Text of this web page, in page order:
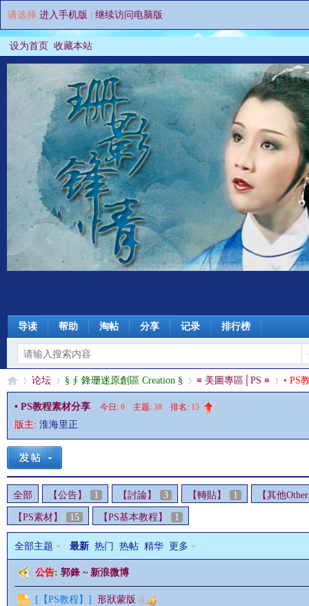
请选择 进入手机版 继续访问电脑版
设为首页 收藏本站
导读 帮助 淘帖 分享 记录 排行榜
§ »
论坛
›
§ ∮ 鋒珊迷原創區 Creation §
›
≡ 美圖專區│PS ≡
›
• PS
• PS教程素材分享 今日: 0 主题: 38 排名: 15
版主: 淮海里正
全部 【公告】 1 【討論】 3 【轉貼】 1 【其他
【PS素材】 15 【PS基本教程】 1
全部主题 最新 热门 热帖 精华 更多
公告: 郭鋒 ~ 新浪微博
[ 【PS教程】 ] 形狀蒙版